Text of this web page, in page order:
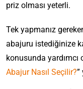
priz olması yeterli.
Tek yapmanız
abajuru istediğinize
konusunda yardımcı
Abajur Nasıl Seçilir?”